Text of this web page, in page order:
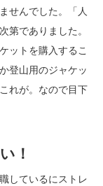
せんでした。「人
第でありました。
ットを購入するこ
登山用のジャケッ
れが。なので目下
！
しているにストレ